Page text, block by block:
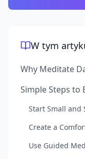
W tym
Why Meditate
Simple Steps to
Start Small and
Create a
Use Guided